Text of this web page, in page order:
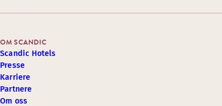
OM SCANDIC
Scandic Hotels
Presse
Karriere
Partnere
Om oss